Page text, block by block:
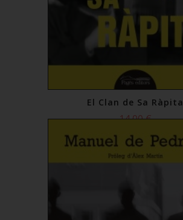
El Clan de Sa Ràpita
14,00 €
Comprar